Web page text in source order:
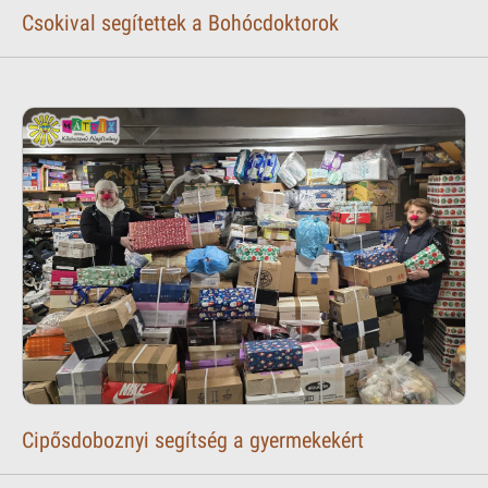
Csokival segítettek a Bohócdoktorok
Cipősdoboznyi segítség a gyermekekért